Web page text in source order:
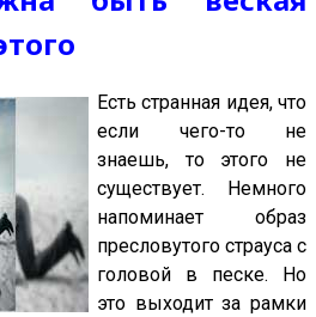
Есть странная идея, что
если чего-то не
знаешь, то этого не
существует. Немного
напоминает образ
пресловутого страуса с
головой в песке. Но
это выходит за рамки